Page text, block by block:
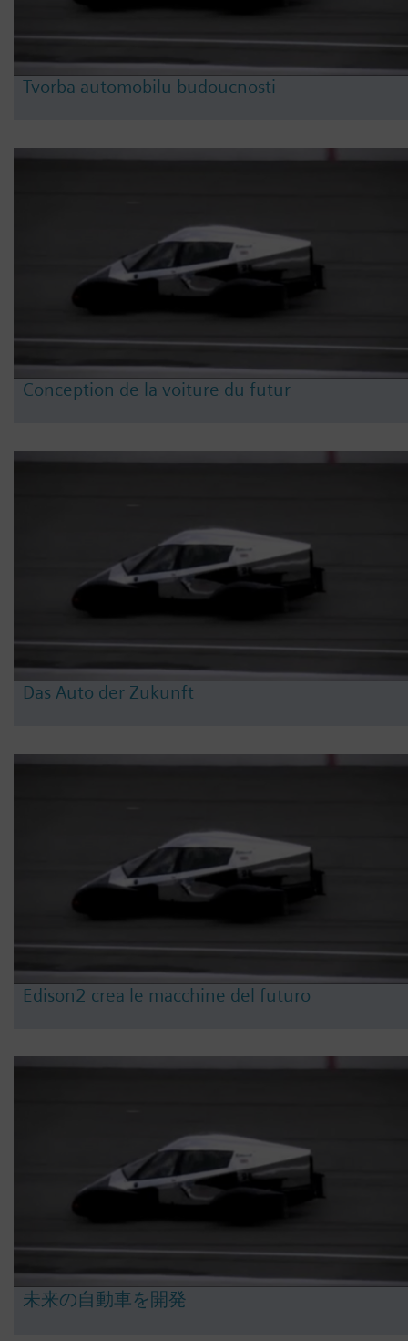
Tvorba automobilu budoucnosti
Conception de la voiture du futur
Das Auto der Zukunft
Edison2 crea le macchine del futuro
未来の自動車を開発